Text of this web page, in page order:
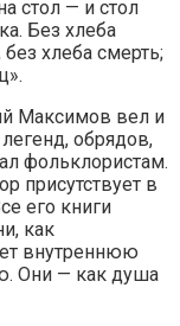
стол — и стол
Без хлеба
хлеба смерть;
Максимов вел и
обрядов,
фольклористам.
присутствует в
его книги
как
внутреннюю
Они — как душа